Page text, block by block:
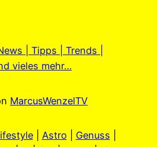
| Tipps | Trends |
vieles mehr…
MarcusWenzelTV
| Astro Genuss